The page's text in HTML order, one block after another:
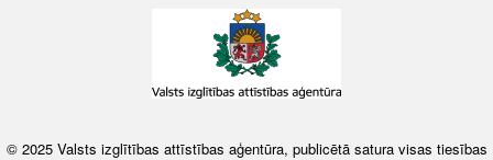
© 2025 Valsts izglītības attīstības aģentūra, publicētā satura visas tiesības